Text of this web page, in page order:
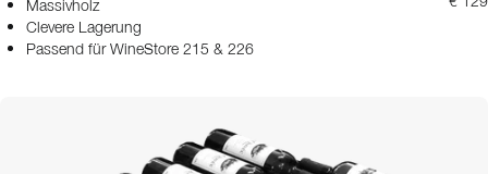
Massivholz
Clevere Lagerung
Passend für WineStore 215 & 226